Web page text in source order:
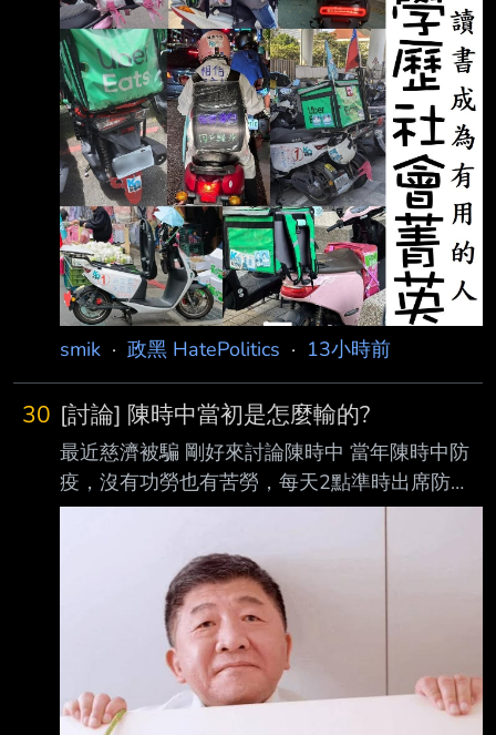
部外送員都被拉去當政治作秀祭品 這票人在修
法前 卻沒有先想辦法產生正式的代表 現在都任
人宰割 --
smik · 政黑 HatePolitics · 13小時前
30 [討論] 陳時中當初是怎麼輸的?
最近慈濟被騙 剛好來討論陳時中 當年陳時中防
疫，沒有功勞也有苦勞，每天2點準時出席防疫
記者會 當年不少人守著2點看他報數字 比當年八
臣的他 怎麼會輸將近十個百分點? --